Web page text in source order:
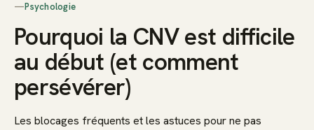
—Psychologie
Pourquoi la CNV est difficile
au début (et comment
persévérer)
Les blocages fréquents et les astuces pour ne pas